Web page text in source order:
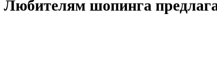
Любителям шопинга